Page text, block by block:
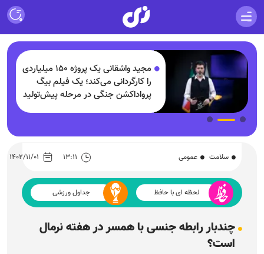
مجید واشقانی یک پروژه ۱۵۰ میلیاردی
را کارگردانی می‌کند؛ یک فیلم بیگ
پرواداکشن جنگی در مرحله پیش‌تولید
سلامت عمومی ۱۳:۱۱ ۱۴۰۲/۱۱/۰۱
لحظه ای با حافظ جداول ورزشی
چندبار رابطه جنسی با همسر در هفته نرمال
است؟